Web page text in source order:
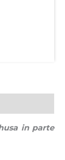
in parte